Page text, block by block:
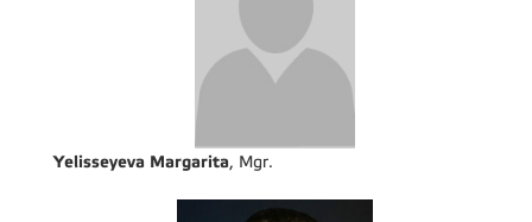
Yelisseyeva Margarita, Mgr.